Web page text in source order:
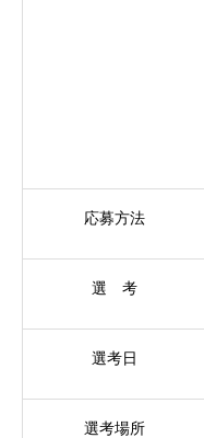
応募方法
選 考
選考日
選考場所